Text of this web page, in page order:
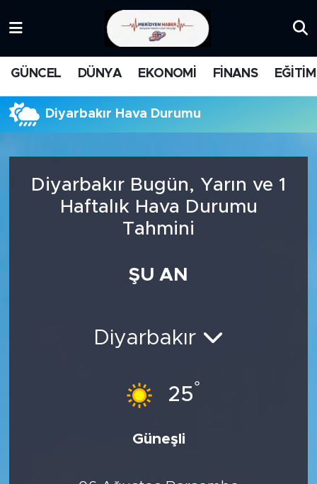
GÜNCEL DÜNYA EKONOMİ FİNANS EĞİTİM
Diyarbakır Hava Durumu
Diyarbakır Bugün, Yarın ve 1
Haftalık Hava Durumu
Tahmini
ŞU AN
Diyarbakır
25°
Güneşli
FİNANS
BİLİM-TEKNOLOJİ
Süper Lig Puan Durumu ve Fikstür
Tüm Manşetler
Son Dakika Haberleri